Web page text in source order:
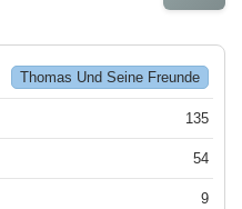
Thomas Und Seine Freunde
135
54
9